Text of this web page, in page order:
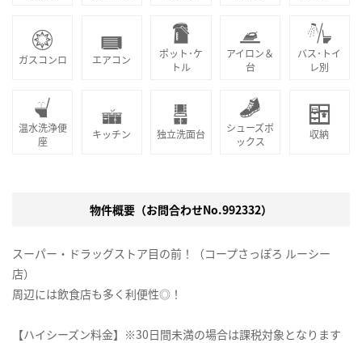
ガスコンロ エアコン
ポット･ケ
トル
アイロン＆
台
バス･トイ
レ別
温水洗浄便
座
キッチン 独立洗面台
シューズボ
ックス
収納
物件概要（お問合わせNo.992332）
スーパー・ドラッグストア目の前！（コープさっぽろ ルーシー
店）
周辺には飲食店も多く利便性◎！
【ハイシーズン料金】※30日間未満の場合は課税対象となります